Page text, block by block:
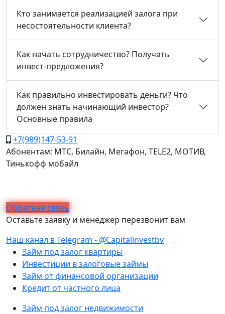
Кто занимается реализацией залога при
несостоятельности клиента?
Как начать сотрудничество? Получать
инвест-предложения?
Как правильно инвестировать деньги? Что
должен знать начинающий инвестор?
Основные правила
+7(989)147-53-91
Абонентам: МТС, Билайн, Мегафон, TELE2, МОТИВ,
Тинькофф мобайл
Обратная связь
Оставьте заявку и менеджер перезвонит вам
Наш канал в Telegram - @Capitalinvestbv
Займ под залог квартиры
Инвестиции в залоговые займы
Займ от финансовой организации
Кредит от частного лица
Займ под залог недвижимости